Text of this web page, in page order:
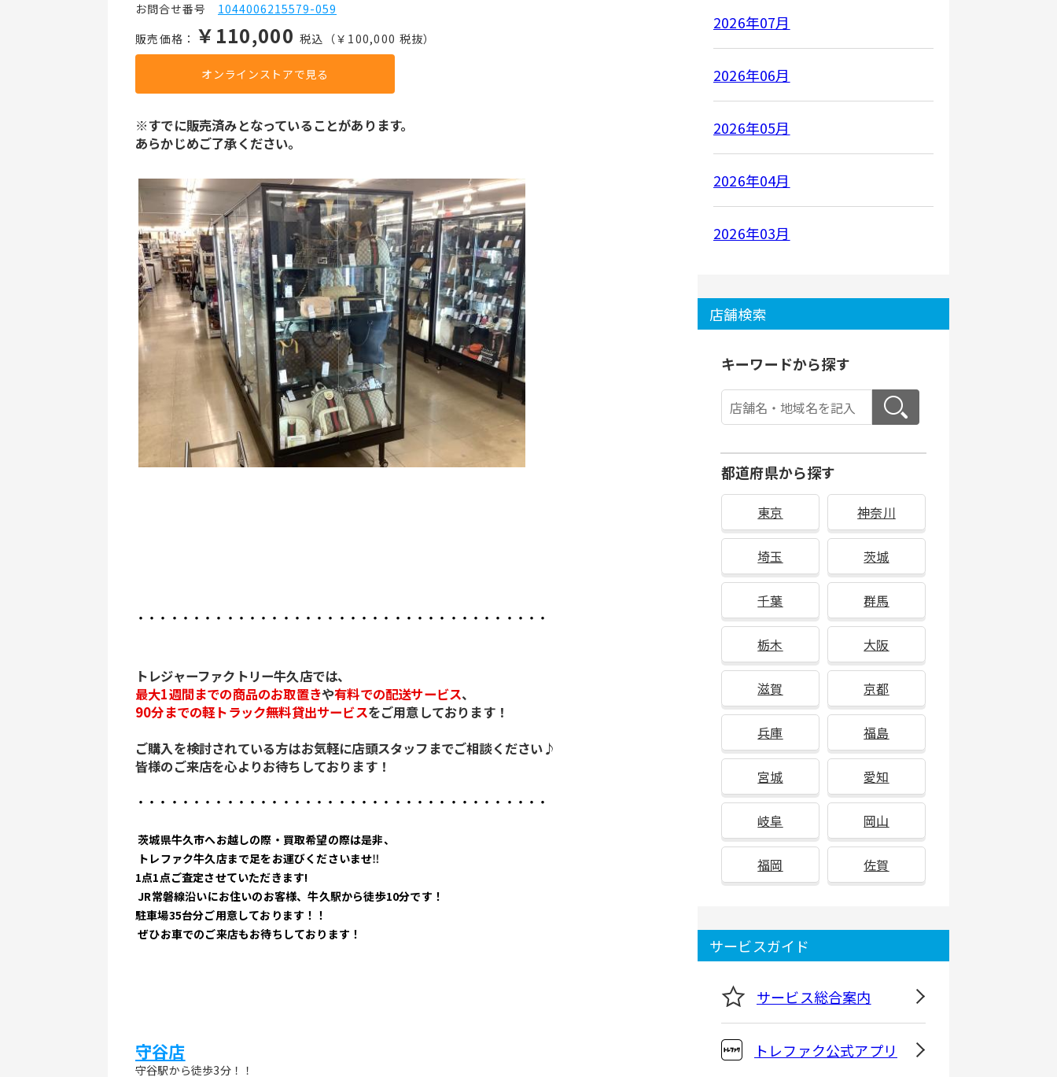
お問合せ番号 1044006215579-059
販売価格： ￥110,000 税込（￥100,000 税抜）
オンラインストアで見る
※すでに販売済みとなっていることがあります。
あらかじめご了承ください。
・・・・・・・・・・・・・・・・・・・・・・・・・・・・・・・・・・・・・
トレジャーファクトリー牛久店では、
最大1週間までの商品のお取置きや有料での配送サービス、
90分までの軽トラック無料貸出サービスをご用意しております！
ご購入を検討されている方はお気軽に店頭スタッフまでご相談ください♪
皆様のご来店を心よりお待ちしております！
・・・・・・・・・・・・・・・・・・・・・・・・・・・・・・・・・・・・・
茨城県牛久市へお越しの際・買取希望の際は是非、
トレファク牛久店まで足をお運びくださいませ‼
1点1点ご査定させていただきます!
JR常磐線沿いにお住いのお客様、牛久駅から徒歩10分です！
駐車場35台分ご用意しております！！
ぜひお車でのご来店もお待ちしております！
守谷店
守谷駅から徒歩3分！！
2026年07月
2026年06月
2026年05月
2026年04月
2026年03月
店舗検索
キーワードから探す
都道府県から探す
東京 神奈川
埼玉 茨城
千葉 群馬
栃木 大阪
滋賀 京都
兵庫 福島
宮城 愛知
岐阜 岡山
福岡 佐賀
サービスガイド
サービス総合案内
トレファク公式アプリ